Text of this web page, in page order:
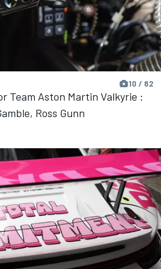
10 / 82
Team Aston Martin Valkyrie :
Ross Gunn